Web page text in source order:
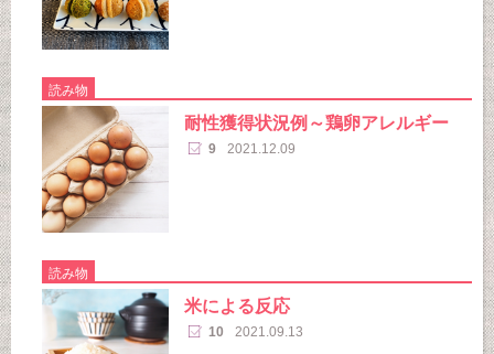
読み物
耐性獲得状況例～鶏卵アレルギー
9 2021.12.09
読み物
米による反応
10 2021.09.13